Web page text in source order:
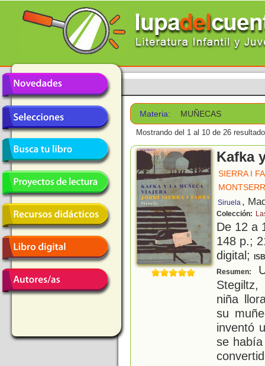
Materia: MUÑECAS
Mostrando del 1 al 10 de 26
Kafka
SIERRA I
Siruela ,
Colección:
De 12 a
148 p.;
digital;
Resumen:
niña
su
inventó
se